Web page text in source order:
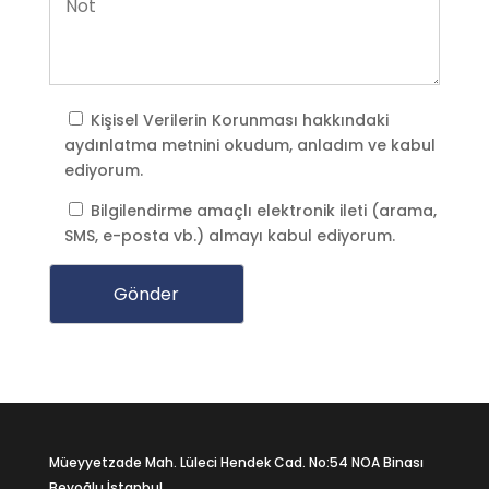
Kişisel Verilerin Korunması hakkındaki
aydınlatma metnini okudum, anladım ve kabul
ediyorum.
Bilgilendirme amaçlı elektronik ileti (arama,
SMS, e-posta vb.) almayı kabul ediyorum.
Müeyyetzade Mah. Lüleci Hendek Cad. No:54 NOA Binası